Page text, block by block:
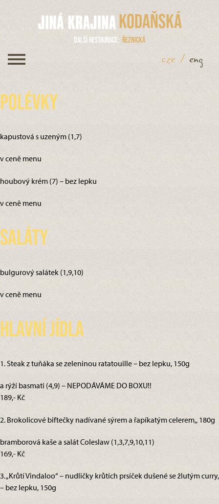
Kodaňská
Další restaurace Řeznická
cze / eng
Polévky
kapustová s uzeným (1,7)
v ceně menu
houbový krém (7) – bez lepku
v ceně menu
Saláty
bulgurový salátek (1,9,10)
v ceně menu
Hlavní jídla
1. Steak z tuňáka se zeleninou ratatouille – bez lepku, 150g
a rýží basmati (4,9) – NEPODÁVÁME DO BOXU!!
189,- Kč
2. Brokolicové biftečky nadívané sýrem a řapíkatým celerem,, 180g
bramborová kaše a salát Coleslaw (1,3,7,9,10,11)
169,- Kč
3. „Krůtí Vindaloo“ – nudličky krůtích prsíček dušené se žlutým curry,
– bez lepku, 150g